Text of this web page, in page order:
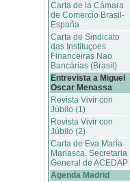
Carta de la Cámara
de Comercio Brasil-
España
Carta de Sindicato
das Instituçoes
Financeiras Nao
Bancárias (Brasil)
Entrevista a Miguel
Oscar Menassa
Revista Vivir con
Júbilo (1)
Revista Vivir con
Júbilo (2)
Carta de Eva María
Marlasca. Secretaria
General de ACEDAP
Agenda Madrid